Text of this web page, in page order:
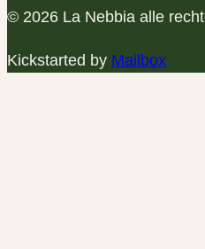
© 2026 La Nebbia alle
Kickstarted by Mailbox